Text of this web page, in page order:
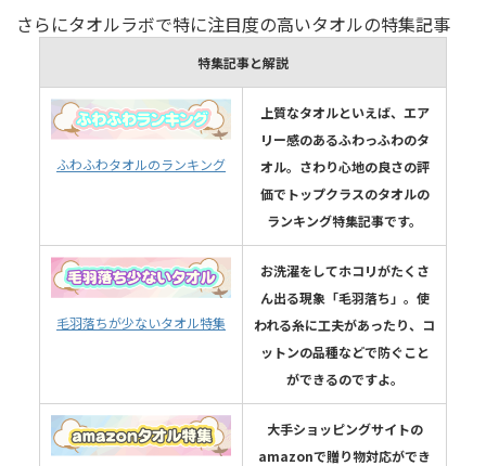
さらにタオルラボで特に注目度の高いタオルの特集記事
特集記事と解説
ふわふわタオルのランキング
上質なタオルといえば、エア
リー感のあるふわっふわのタ
オル。さわり心地の良さの評
価でトップクラスのタオルの
ランキング特集記事です。
毛羽落ちが少ないタオル特集
お洗濯をしてホコリがたくさ
ん出る現象「毛羽落ち」。使
われる糸に工夫があったり、コ
ットンの品種などで防ぐこと
ができるのですよ。
大手ショッピングサイトの
amazonで贈り物対応ができ